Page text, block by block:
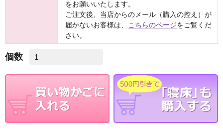
をお願いいたします。
ご注文後、当店からのメール（購入の控え）が
届かないお客様は、 こちらのページをご覧くだ
さい。
個数